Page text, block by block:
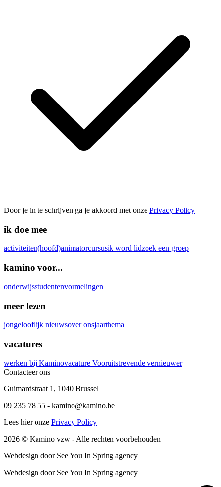
Door je in te schrijven ga je akkoord met onze Privacy Policy
ik doe mee
activiteiten(hoofd)animatorcursusik word lidzoek een groep
kamino voor...
onderwijsstudentenvormelingen
meer lezen
jongelooflijk nieuwsover onsjaarthema
vacatures
werken bij Kaminovacature Vooruitstrevende vernieuwer
Contacteer ons
Guimardstraat 1 , 1040 Brussel
09 235 78 55 - kamino@kamino.be
Lees hier onze Privacy Policy
2026 © Kamino vzw - Alle rechten voorbehouden
Webdesign door See You In Spring agency
Webdesign door See You In Spring agency